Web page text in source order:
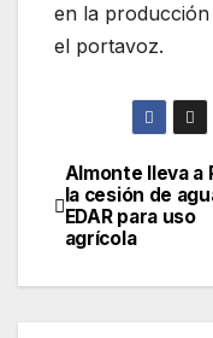
en la producción
el portavoz.
de
entradas
Almonte lleva a
la cesión de
EDAR para uso
agrícola